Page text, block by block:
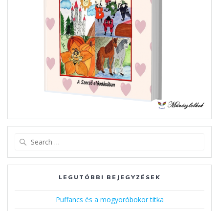
LEGUTÓBBI BEJEGYZÉSEK
Puffancs és a mogyoróbokor titka